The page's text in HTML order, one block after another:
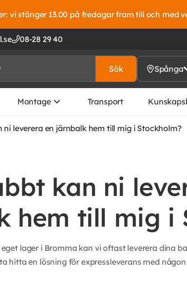
vi stänger 13.00 på fredagar fram till och med
08-28 29 40
Sök Spånga
Montage Transport
ni leverera en järnbalk hem till mig i Stockholm?
kan ni
hem till mig i
lager i Bromma kan vi oftast leverera dina
hitta en lösning för expressleverans med